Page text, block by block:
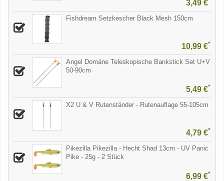
3,49 €
Fishdream Setzkescher Black Mesh 150cm
10,99 €*
Angel Domäne Teleskopische Bankstick Set U+V
50-90cm
5,49 €*
X2 U & V Rutenständer - Rutenauflage 55-105cm
4,79 €*
Pikezilla Pikezilla - Hecht Shad 13cm - UV Panic
Pike - 25g - 2 Stück
6,99 €*